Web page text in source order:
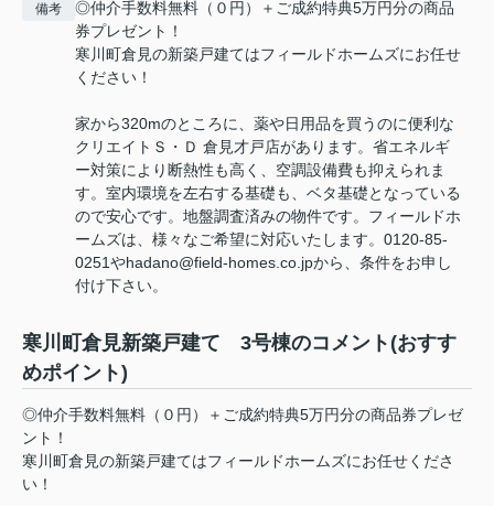
備考
◎仲介手数料無料（０円）＋ご成約特典5万円分の商品
券プレゼント！
寒川町倉見の新築戸建てはフィールドホームズにお任せ
ください！
家から320mのところに、薬や日用品を買うのに便利な
クリエイトＳ・Ｄ 倉見才戸店があります。省エネルギ
ー対策により断熱性も高く、空調設備費も抑えられま
す。室内環境を左右する基礎も、ベタ基礎となっている
ので安心です。地盤調査済みの物件です。フィールドホ
ームズは、様々なご希望に対応いたします。0120-85-
0251やhadano@field-homes.co.jpから、条件をお申し
付け下さい。
寒川町倉見新築戸建て 3号棟のコメント(おすす
めポイント)
◎仲介手数料無料（０円）＋ご成約特典5万円分の商品券プレゼ
ント！
寒川町倉見の新築戸建てはフィールドホームズにお任せくださ
い！